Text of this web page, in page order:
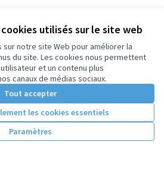
utilisés sur le site web
notre site Web pour améliorer la
du site. Les cookies nous permettent
et un contenu plus
canaux de médias sociaux.
Tout accepter
les cookies essentiels
Paramètres